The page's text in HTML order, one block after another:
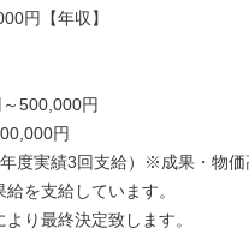
円【年収】
500,000円
円
度実績3回支給）※成果・物価
を支給しています。
り最終決定致します。